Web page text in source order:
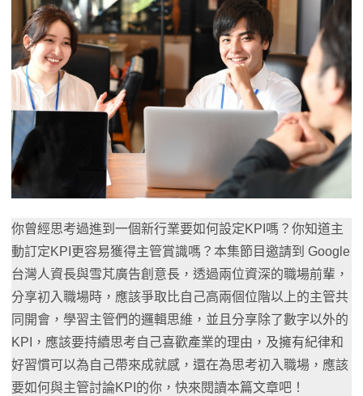
你曾經思考過進到一個新行業要如何設定KPI嗎？你知道主
動訂定KPI更容易獲得主管賞識嗎？本集節目邀請到 Google
台灣人資長與雪芃廣告創意長，透過兩位資深的職場前輩，
分享初入職場時，應該爭取比自己高兩個位階以上的主管共
同開會，學習主管們的邏輯思維，並且分享除了數字以外的
KPI，應該要持續思考自己喜歡產業的理由，及擁有紀律和
好習慣可以為自己帶來成就感，還在為思考初入職場，應該
要如何與主管討論KPI的你，快來閱讀本篇文章吧！